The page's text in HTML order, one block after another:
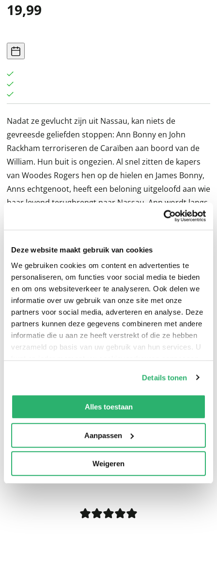
Deze website maakt gebruik van cookies
We gebruiken cookies om content en advertenties te
personaliseren, om functies voor social media te bieden
en om ons websiteverkeer te analyseren. Ook delen we
informatie over uw gebruik van onze site met onze
partners voor social media, adverteren en analyse. Deze
partners kunnen deze gegevens combineren met andere
informatie die u aan ze heeft verstrekt of die ze hebben
verzameld op basis van uw gebruik van hun services. U
kunt op ieder moment uw cookievoorkeuren aanpassen
We werken samen met13 derdendie uw gegevens
kunnen ontvangen en verwerken.
Details tonen
Alles toestaan
Aanpassen
Weigeren
19,99
Nadat ze gevlucht zijn uit Nassau, kan niets de
gevreesde geliefden stoppen: Ann Bonny en John
Rackham terroriseren de Caraïben aan boord van de
William. Hun buit is ongezien. Al snel zitten de kapers
van Woodes Rogers hen op de hielen en James Bonny,
Anns echtgenoot, heeft een beloning uitgeloofd aan wie
haar levend terugbrengt naar Nassau. Ann wordt langs
alle kanten belaagd en is op alles voorbereid… behalve
op de ontmoeting met een andere vrouw, een pirate.
man. De twee vrouwen beginnen een passionele
relatie, tegen de piratencode in en voor de ogen van
Rackham. Hij gunt Ann dit avontuurtje, op een
voorwaarde: niemand op het schip mag weten wat er
aan de hand is. Maar geheimen op zee is geen lang
leven beschoren… Hoelang overleeft het drietal tussen
de bulderende kanonnen en de ruwe piraten?